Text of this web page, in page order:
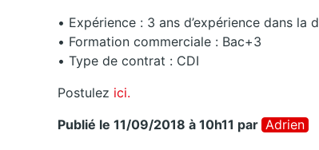
• Expérience : 3 ans d’expérience dans la
• Formation commerciale : Bac+3
• Type de contrat : CDI
Postulez ici.
Publié le 11/09/2018 à 10h11 par Adrien